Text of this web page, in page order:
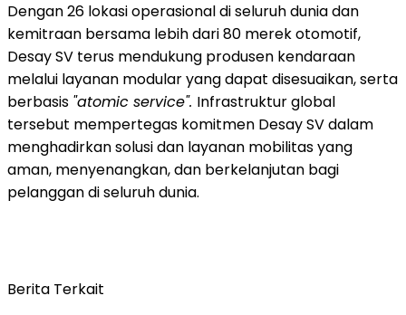
Dengan 26 lokasi operasional di seluruh dunia dan
kemitraan bersama lebih dari 80 merek otomotif,
Desay SV terus mendukung produsen kendaraan
melalui layanan modular yang dapat disesuaikan, serta
berbasis "atomic service". Infrastruktur global
tersebut mempertegas komitmen Desay SV dalam
menghadirkan solusi dan layanan mobilitas yang
aman, menyenangkan, dan berkelanjutan bagi
pelanggan di seluruh dunia.
Berita Terkait